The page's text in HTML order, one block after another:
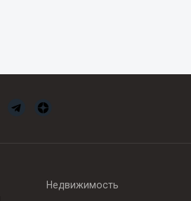
Недвижимость